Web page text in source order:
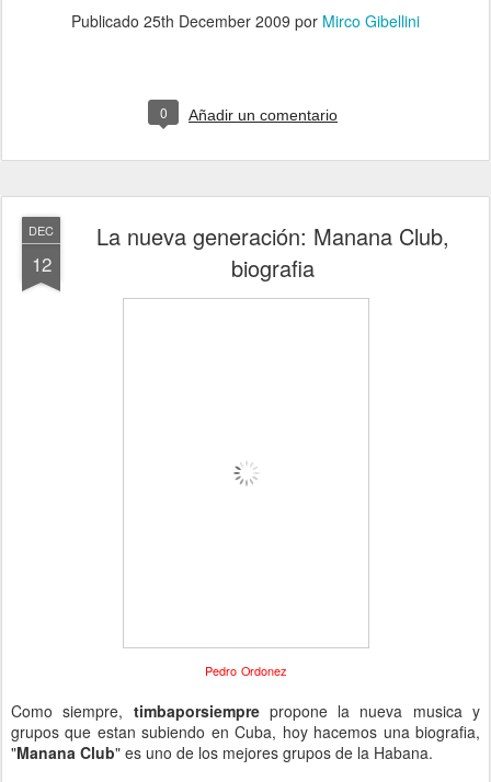
Publicado 25th December 2009 por Mirco Gibellini
0 Añadir un comentario
DEC
12
La nueva generación: Manana Club,
biografia
Pedro Ordonez
Como siempre, timbaporsiemprepropone la nueva musica y
grupos que estan subiendo en Cuba, hoy hacemos una biografia,
"Manana Club" es uno de los mejores grupos de la Habana.